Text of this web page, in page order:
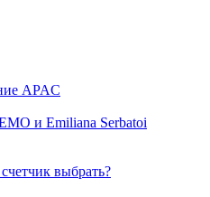
APAC
и Emiliana Serbatoi
выбрать?